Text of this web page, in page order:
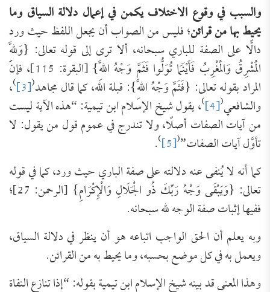
والسبب في وقوع الاختلاف يكمن في إعمال دلالة السياق وما
يحيط بها من قرائن؛ فليس من الصواب أن يجعل اللفظ حيث ورد
دالًّا على الصفة للباري سبحانه، ألا ترى إلى قوله تعالى: {وَلِلَّهِ
الْمَشْرِقُ وَالْمَغْرِبُ فَأَيْنَمَا تُوَلُّوا فَثَمَّ وَجْهُ اللَّهِ} [البقرة: 115]، فإن
المراد بقوله تعالى: {فَثَمَّ وَجْهُ اللَّهِ}: قبلة الله، كما قال مجاهد(
[3]
)،
والشافعي(
[4]
)، يقول شيخ الإسلام ابن تيمية: “هذه الآية ليست
من آيات الصفات أصلًا، ولا تندرج في عموم قول من يقول: لا
تأوَّل آيات الصفات”(
[5]
)
.
كما أنه لا يُنفى عنه دلالته على صفة الباري حيث ورد، كما في قوله
تعالى: {وَيَبْقَى وَجْهُ رَبِّكَ ذُو الْجَلَالِ وَالْإِكْرَامِ} [الرحمن: 27]؛
ففيها إثبات صفة الوجه لله سبحانه.
وبه يعلم أن الحق الواجب اتباعه هو أن ينظر في دلالة السياق،
ويعمل به في كل موضع بحسبه، وما يحيط به من القرائن.
وهذا المعنى قد بينه شيخ الإسلام ابن تيمية بقوله: “إذا تنازع النفاة